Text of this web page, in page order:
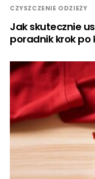
CZYSZCZENIE ODZIEŻY
Jak skutecznie
poradnik krok po